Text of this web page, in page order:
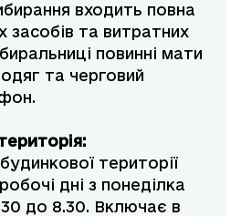
входить повна
засобів та витратних
повинні мати
та черговий
території
дні з понеділка
до 8.30. Включає в